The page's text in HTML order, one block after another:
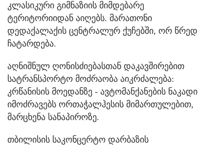
კლასიკური გიმნაზიის მიმდებარე
ტერიტორიიდან აიღებს. მარათონი
დედაქალაქის ცენტრალურ ქუჩებში, ორ წრედ
ჩატარდება.
აღნიშნულ ღონისძიებასთან დაკავშირებით
სატრანსპორტო მოძრაობა აიკრძალება:
კრწანისის მოედანზე - ავტომანქანების ნაკადი
იმოძრავებს ორთაჭალჰესის მიმართულებით,
მარცხენა სანაპიროზე.
თბილისის საკონცერტო დარბაზის